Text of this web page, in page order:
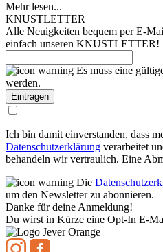
Mehr lesen...
KNUSTLETTER
Alle Neuigkeiten bequem per E-
einfach unseren KNUSTLETTER!
Es muss eine
werden.
Ich bin damit einverstanden, dass
Datenschutzerklärung verarbeitet
behandeln wir vertraulich. Eine
Die
um den Newsletter zu abonnieren.
Danke für deine Anmeldung!
Du wirst in Kürze eine Opt-In E-